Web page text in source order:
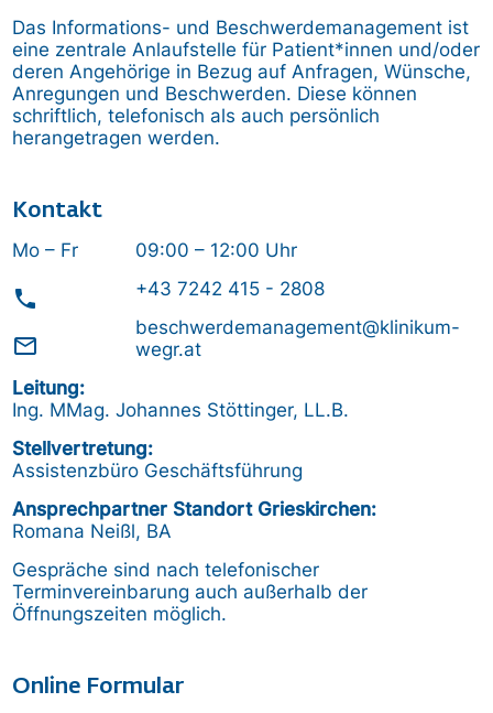
Das Informations- und Beschwerdemanagement ist
eine zentrale Anlaufstelle für Patient*innen und/oder
deren Angehörige in Bezug auf Anfragen, Wünsche,
Anregungen und Beschwerden. Diese können
schriftlich, telefonisch als auch persönlich
herangetragen werden.
Kontakt
Mo – Fr
phone
mail_outline
09:00 – 12:00 Uhr
+43 7242 415 - 2808
beschwerdemanagement@klinikum-
wegr.at
Leitung:
Ing. MMag. Johannes Stöttinger, LL.B.
Stellvertretung:
Assistenzbüro Geschäftsführung
Ansprechpartner Standort Grieskirchen:
Romana Neißl, BA
Gespräche sind nach telefonischer
Terminvereinbarung auch außerhalb der
Öffnungszeiten möglich.
Online Formular